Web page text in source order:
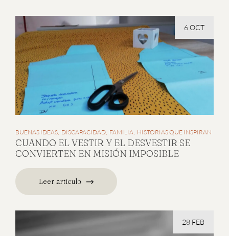
6 OCT
BUENAS IDEAS DISCAPACIDAD FAMILIA HISTORIAS QUE INSPIRAN
CUANDO EL VESTIR Y EL DESVESTIR SE
CONVIERTEN EN MISIÓN IMPOSIBLE
Leer artículo
28 FEB